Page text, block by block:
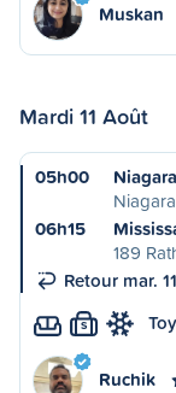
Muskan
Mardi 11 Août
05h00
06h15
189
Retour mar.
S
Ruchik